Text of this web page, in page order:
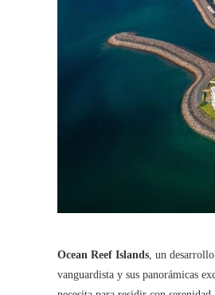
Ocean Reef Islands, un
vanguardista y sus panorámicas